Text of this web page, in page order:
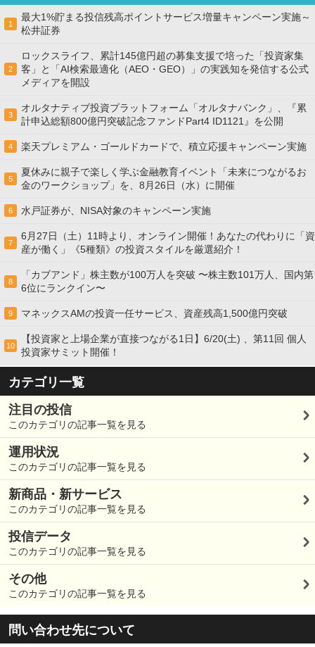
1
最大1%貯まる投信残高ポイントサービス増量キャンペーン実施～
松井証券
2
ロックスライフ、累計145億円超の募集支援で培った「投資家集
客」と「AI検索最適化（AEO・GEO）」の実践知を発信する公式
メディアを開設
3
オルタナティブ投資プラットフォーム「オルタナバンク」、『累
計申込総額800億円突破記念ファンドPart4 ID1121』を公開
4 楽天プレミアム・ゴールドカードで、積立応援キャンペーン実施
5
夏休みに親子で楽しく学ぶ金融教育イベント「未来につながるお
金のワークショップ」を、8月26日（水）に開催
6 水戸証券が、NISA対象のキャンペーン実施
7
6月27日（土）11時より、オンライン開催！あなたの代わりに「資
産が働く」《5種類》の投資スタイルを厳選紹介！
8
「カブアンド」株主数が100万人を突破 〜株主数101万人、国内第
6位にランクイン〜
9 マネックスAMの投資一任サービス、資産残高1,500億円突破
10
【投資家と上場企業が直接つながる1日】6/20(土) 、第11回 個人
投資家サミット開催！
カテゴリ一覧
注目の投信
このカテゴリの記事一覧を見る
運用状況
このカテゴリの記事一覧を見る
新商品・新サービス
このカテゴリの記事一覧を見る
投信データ
このカテゴリの記事一覧を見る
その他
このカテゴリの記事一覧を見る
問い合わせ先について